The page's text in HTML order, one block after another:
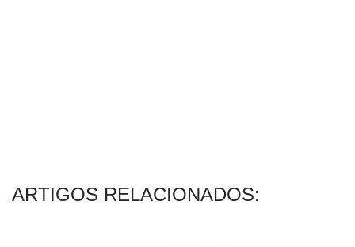
ARTIGOS RELACIONADOS: